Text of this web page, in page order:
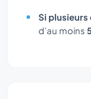
Si plusieurs
d’au moins